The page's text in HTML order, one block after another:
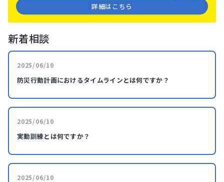
詳細はこちら
新着相談
2025/06/10
防災行動計画におけるタイムラインとは何ですか？
2025/06/10
実動訓練とは何ですか？
2025/06/10